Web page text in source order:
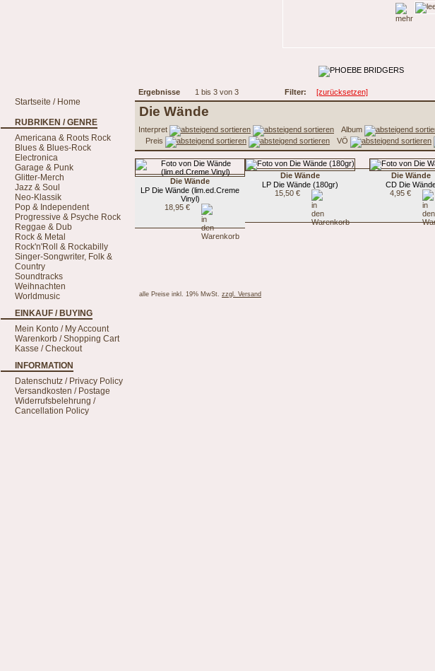
Ergebnisse 1 bis 3 von 3 Filter: [zurücksetzen]
Startseite / Home
RUBRIKEN / GENRE
Americana & Roots Rock
Blues & Blues-Rock
Electronica
Garage & Punk
Glitter-Merch
Jazz & Soul
Neo-Klassik
Pop & Independent
Progressive & Psyche Rock
Reggae & Dub
Rock & Metal
Rock'n'Roll & Rockabilly
Singer-Songwriter, Folk &
Country
Soundtracks
Weihnachten
Worldmusic
EINKAUF / BUYING
Mein Konto / My Account
Warenkorb / Shopping Cart
Kasse / Checkout
INFORMATION
Datenschutz / Privacy Policy
Versandkosten / Postage
Widerrufsbelehrung /
Cancellation Policy
Die Wände
Interpret
Album
Preis
VÖ
Die Wände
LP Die Wände (lim.ed.Creme
Vinyl)
18,95 €
Die Wände
LP Die Wände (180gr)
15,50 €
Die Wände
CD Die
4,95 €
alle Preise inkl. 19% MwSt. zzgl. Versand